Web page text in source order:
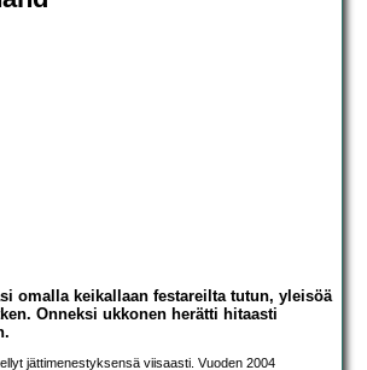
omalla keikallaan festareilta tutun, yleisöä
Onneksi ukkonen herätti hitaasti
jättimenestyksensä viisaasti. Vuoden 2004